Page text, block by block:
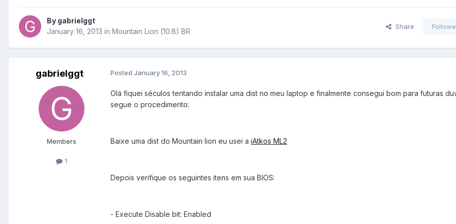
By gabrielggt
January 16, 2013 in Mountain Lion (10.8) BR
Share
gabrielggt
Members
1
Posted January 16, 2013
Olá fiquei séculos tentando instalar uma dist no meu laptop e finalmente consegui bom para futuras
segue o procedimento:
Baixe uma dist do Mountain lion eu usei a iAtkos ML2
Depois verifique os seguintes itens em sua BIOS:
- Execute Disable bit: Enabled